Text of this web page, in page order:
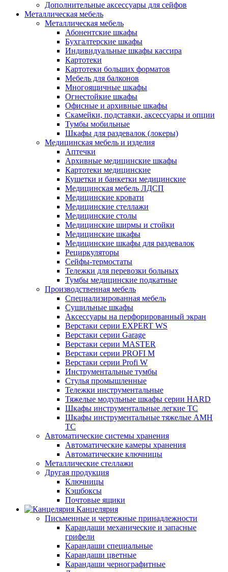
Дополнительные аксессуары для сейфов
Металлическая мебель
Металлическая мебель
Абонентские шкафы
Бухгалтерские шкафы
Индивидуальные шкафы кассира
Картотеки
Картотеки больших форматов
Мебель для балконов
Многоящичные шкафы
Огнестойкие шкафы
Офисные и архивные шкафы
Скамейки, подставки, аксессуары и опции
Тумбы мобильные
Шкафы для раздевалок (локеры)
Медицинская мебель и изделия
Аптечки
Архивные медицинские шкафы
Картотеки медицинские
Кушетки и банкетки медицинские
Медицинская мебель ЛДСП
Медицинские кровати
Медицинские стеллажи
Медицинские столы
Медицинские ширмы и стойки
Медицинские шкафы
Медицинские шкафы для раздевалок
Рециркуляторы
Сейфы-термостаты
Тележки для перевозки больных
Тумбы медицинские подкатные
Производственная мебель
Cпециализированная мебель
Cушильные шкафы
Аксессуары на перфорированный экран
Верстаки серии EXPERT WS
Верстаки серии Garage
Верстаки серии MASTER
Верстаки серии PROFI M
Верстаки серии Profi W
Инструментальные тумбы
Стулья промышленные
Тележки инструментальные
Тяжелые модульные шкафы серии HARD
Шкафы инструментальные легкие ТС
Шкафы инструментальные тяжелые AMH
TC
Автоматические системы хранения
Автоматические камеры хранения
Автоматические ключницы
Металлические стеллажи
Другая продукция
Ключницы
Кэшбоксы
Почтовые ящики
Канцелярия
Письменные и чертежные принадлежности
Карандаши механические и запасные
грифели
Карандаши специальные
Карандаши цветные
Карандаши чернографитные